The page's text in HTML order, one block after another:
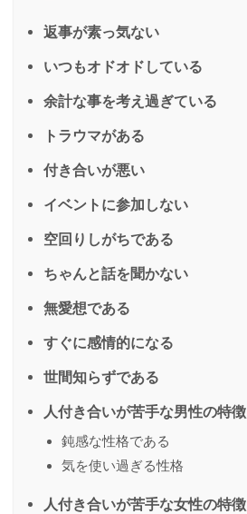
返事が素っ気ない
いつもオドオドしている
余計な事を考え過ぎている
トラウマがある
付き合いが悪い
イベントに参加しない
空回りしがちである
ちゃんと話を聞かない
無愛想である
すぐに感情的になる
世間知らずである
人付き合いが苦手な男性の特徴
鈍感な性格である
気を使い過ぎる性格
人付き合いが苦手な女性の特徴